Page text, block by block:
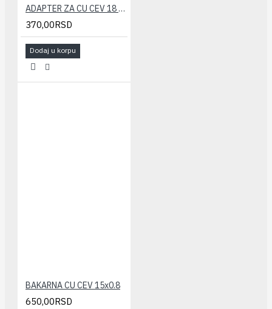
ADAPTER ZA CU CEV 18 HERZ
370,00RSD
Dodaj u korpu
BAKARNA CU CEV 15x0.8
650,00RSD